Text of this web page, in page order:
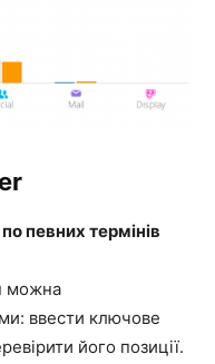
певних термінів
можна
ввести ключове
його позиції.